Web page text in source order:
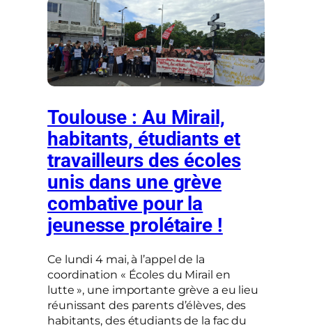
Toulouse : Au Mirail,
habitants, étudiants et
travailleurs des écoles
unis dans une grève
combative pour la
jeunesse prolétaire !
Ce lundi 4 mai, à l’appel de la
coordination « Écoles du Mirail en
lutte », une importante grève a eu lieu
réunissant des parents d’élèves, des
habitants, des étudiants de la fac du